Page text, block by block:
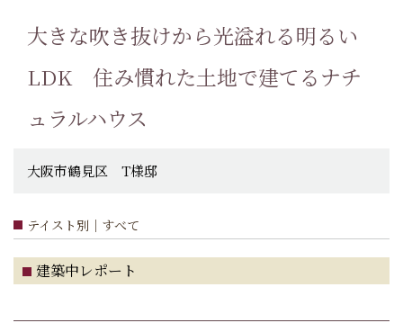
大きな吹き抜けから光溢れる明るい
LDK 住み慣れた土地で建てるナチ
ュラルハウス
大阪市鶴見区 T様邸
テイスト別｜すべて
建築中レポート